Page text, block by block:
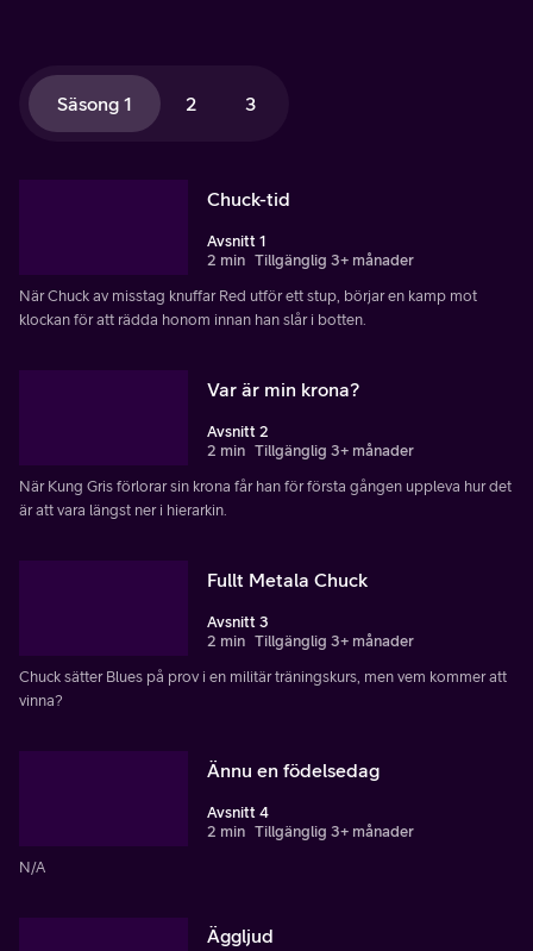
Säsong 1 2 3
Chuck-tid
Avsnitt 1
2 min Tillgänglig 3+ månader
När Chuck av misstag knuffar Red utför ett stup, börjar en kamp mot
klockan för att rädda honom innan han slår i botten.
Var är min krona?
Avsnitt 2
2 min Tillgänglig 3+ månader
När Kung Gris förlorar sin krona får han för första gången uppleva hur det
är att vara längst ner i hierarkin.
Fullt Metala Chuck
Avsnitt 3
2 min Tillgänglig 3+ månader
Chuck sätter Blues på prov i en militär träningskurs, men vem kommer att
vinna?
Ännu en födelsedag
Avsnitt 4
2 min Tillgänglig 3+ månader
N/A
Äggljud